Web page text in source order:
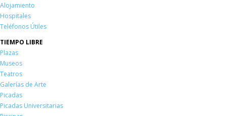
Alojamiento
Hospitales
Teléfonos Útiles
TIEMPO LIBRE
Plazas
Museos
Teatros
Galerías de Arte
Picadas
Picadas Universitarias